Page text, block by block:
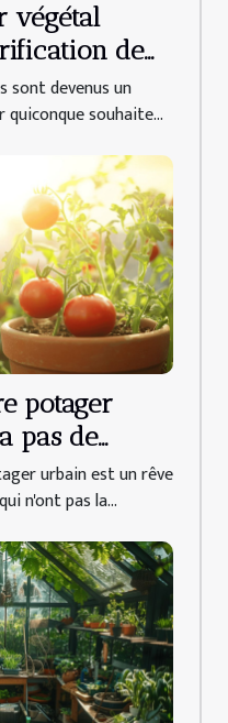
végétal
de
et
sont devenus un
souhaite...
potager
pas de
conseils
urbain est un rêve
n'ont pas la...